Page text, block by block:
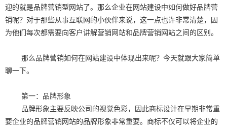
迎的就是品牌营销型网站了。那么企业在网站建设中如何做好品牌营
销呢？对于那些从事互联网的小伙伴来说，这一点也许非常清楚，因
为他们每次都需要向客户讲解营销网站和品牌营销网站之间的区别。
那么品牌营销如何在网站建设中体现出来呢？今天就跟大家简单
聊一下。
第一：品牌形象
品牌形象主要反映公司的视觉色彩，因此商标设计在早期非常重
要企业的品牌营销网站的品牌形象非常重要。商标不仅可以将企业的